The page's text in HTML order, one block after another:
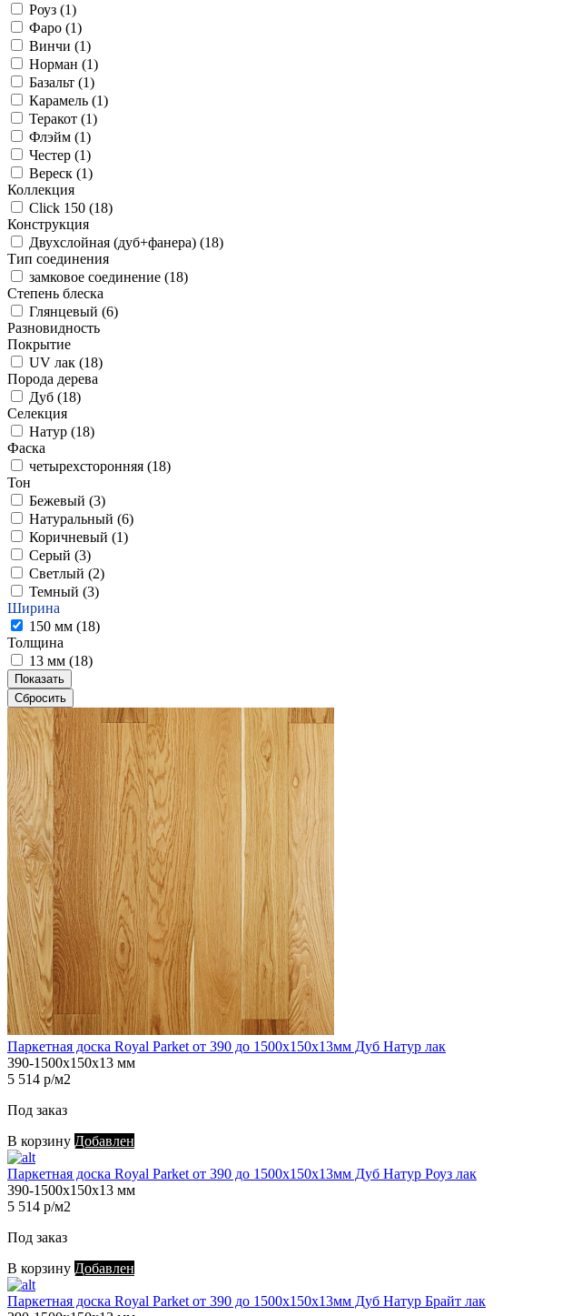
Роуз (1)
Фаро (1)
Винчи (1)
Норман (1)
Базальт (1)
Карамель (1)
Теракот (1)
Флэйм (1)
Честер (1)
Вереск (1)
Коллекция
Click 150 (18)
Конструкция
Двухслойная (дуб+фанера) (18)
Тип соединения
замковое соединение (18)
Степень блеска
Глянцевый (6)
Разновидность
Покрытие
UV лак (18)
Порода дерева
Дуб (18)
Селекция
Натур (18)
Фаска
четырехсторонняя (18)
Тон
Бежевый (3)
Натуральный (6)
Коричневый (1)
Серый (3)
Светлый (2)
Темный (3)
Ширина
150 мм (18)
Толщина
13 мм (18)
Показать
Сбросить
Паркетная доска Royal Parket от 390 до 1500х150х13мм Дуб Натур лак
390-1500х150х13 мм
5 514 р/м2
Под заказ
В корзину Добавлен
Паркетная доска Royal Parket от 390 до 1500х150х13мм Дуб Натур Роуз лак
390-1500х150х13 мм
5 514 р/м2
Под заказ
В корзину Добавлен
Паркетная доска Royal Parket от 390 до 1500х150х13мм Дуб Натур Брайт лак